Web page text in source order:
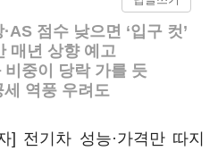
점수 낮으면 ‘입구 컷’
매년 상향 예고
비중이 당락 가를 듯
역풍 우려도
] 전기차 성능·가격만 따지